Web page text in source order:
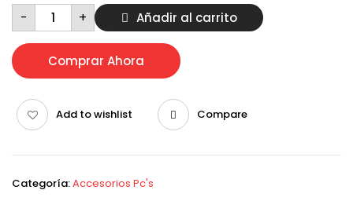
- Combo
teclado
inalámbrico
genérico
cantidad
+ Añadir al carrito
Comprar Ahora
Add to wishlist Compare
Categoría:Accesorios Pc's